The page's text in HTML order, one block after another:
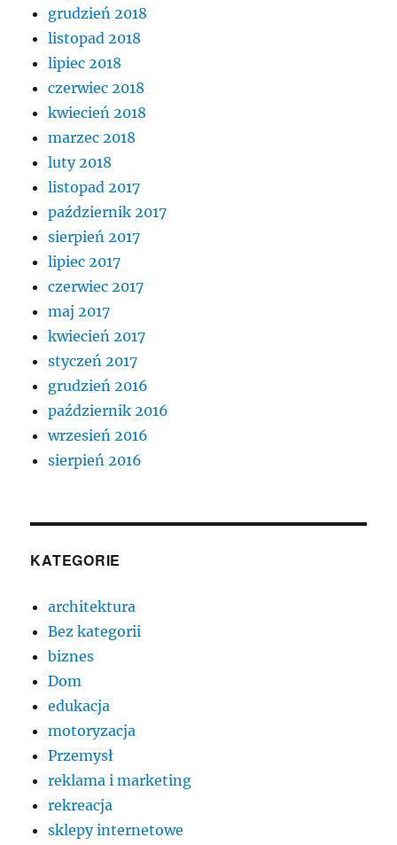
grudzień 2018
listopad 2018
lipiec 2018
czerwiec 2018
kwiecień 2018
marzec 2018
luty 2018
listopad 2017
październik 2017
sierpień 2017
lipiec 2017
czerwiec 2017
maj 2017
kwiecień 2017
styczeń 2017
grudzień 2016
październik 2016
wrzesień 2016
sierpień 2016
KATEGORIE
architektura
Bez kategorii
biznes
Dom
edukacja
motoryzacja
Przemysł
reklama i marketing
rekreacja
sklepy internetowe